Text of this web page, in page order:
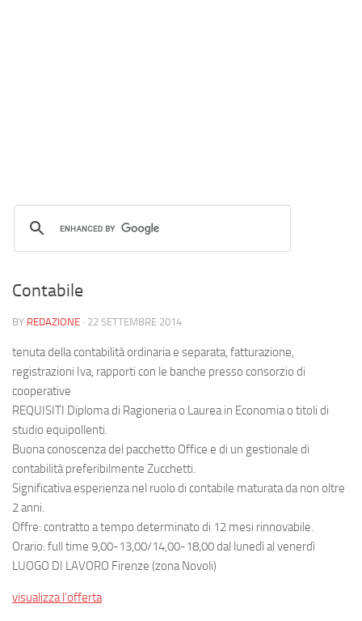
Contabile
BY REDAZIONE · 22 SETTEMBRE 2014
tenuta della contabilità ordinaria e separata, fatturazione,
registrazioni Iva, rapporti con le banche presso consorzio di
cooperative
REQUISITI Diploma di Ragioneria o Laurea in Economia o titoli di
studio equipollenti.
Buona conoscenza del pacchetto Office e di un gestionale di
contabilità preferibilmente Zucchetti.
Significativa esperienza nel ruolo di contabile maturata da non oltre
2 anni.
Offre: contratto a tempo determinato di 12 mesi rinnovabile.
Orario: full time 9,00-13,00/14,00-18,00 dal lunedì al venerdì
LUOGO DI LAVORO Firenze (zona Novoli)
visualizza l’offerta